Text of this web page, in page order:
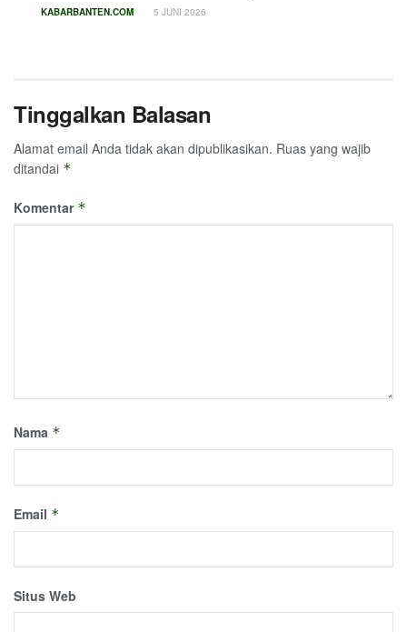
KABARBANTEN.COM 5 JUNI 2026
Tinggalkan Balasan
Alamat email Anda tidak akan dipublikasikan. Ruas yang wajib
ditandai *
Komentar *
Nama *
Email *
Situs Web